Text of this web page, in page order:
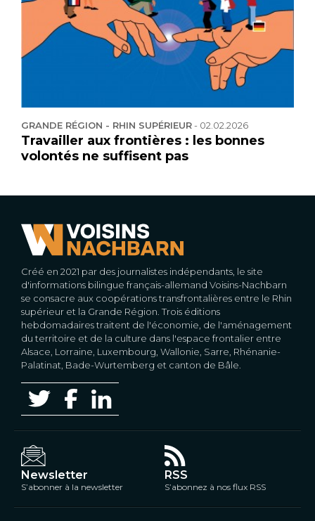
GRANDE RÉGION - RHIN SUPÉRIEUR- 02.02.2026
Travailler aux frontières : les bonnes
volontés ne suffisent pas
Créé en 2021 par des journalistes indépendants, le site
d'informations bilingue français-allemand Voisins-Nachbarn
se consacre aux coopérations transfrontalières entre le Rhin
supérieur et la Grande Région. Trois éditions
hebdomadaires traitent de l'économie, de l'aménagement
du territoire et de la culture dans l'espace frontalier entre
Alsace, Lorraine, Luxembourg, Wallonie, Sarre, Rhénanie-
Palatinat, Bade-Wurtemberg et canton de Bâle.
Newsletter
S’abonner à la newsletter
RSS
S’abonnez à nos flux RSS